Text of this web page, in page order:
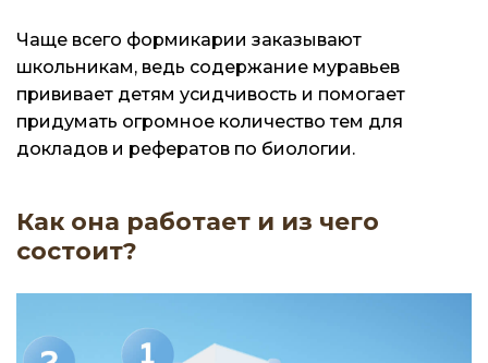
Чаще всего формикарии заказывают
школьникам, ведь содержание муравьев
прививает детям усидчивость и помогает
придумать огромное количество тем для
докладов и рефератов по биологии.
Как она работает и из чего
состоит?